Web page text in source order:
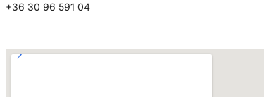
+36 30 96 591 04